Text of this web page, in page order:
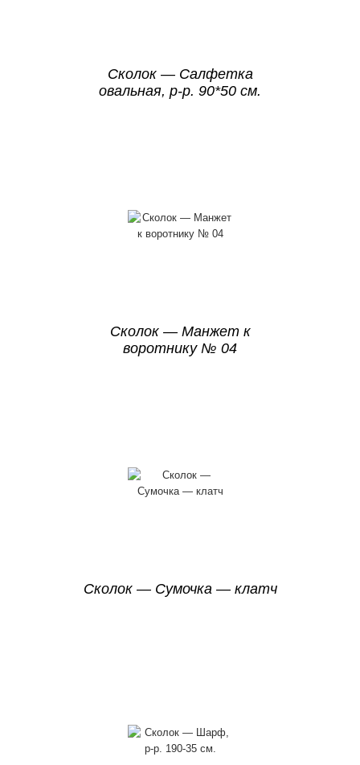
Сколок — Салфетка
овальная, р-р. 90*50 см.
Сколок — Манжет к
воротнику № 04
Сколок — Сумочка — клатч